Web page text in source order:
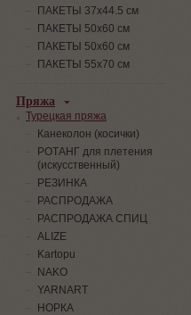
ПАКЕТЫ 37х44.5 см
ПАКЕТЫ 50х60 см
ПАКЕТЫ 50х60 см
ПАКЕТЫ 55х70 см
Пряжа
Турецкая пряжа
Канеколон (косички)
РОТАНГ для плетения
(искусственный)
PЕЗИНКА
РАСПРОДАЖА
РАСПРОДАЖА СПИЦ
ALIZE
Kartopu
NAKO
YARNART
НОРКА